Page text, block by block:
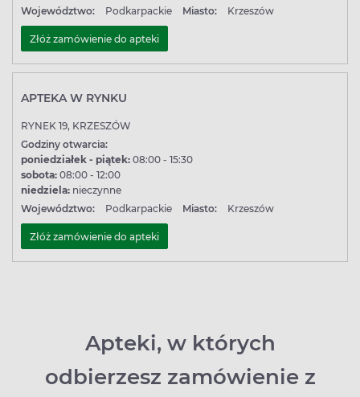
Województwo:
Podkarpackie Miasto: Krzeszów
Złóż zamówienie do apteki
APTEKA W RYNKU
RYNEK 19, KRZESZÓW
Godziny otwarcia:
poniedziałek - piątek: 08:00 - 15:30
sobota: 08:00 - 12:00
niedziela: nieczynne
Województwo:
Podkarpackie Miasto: Krzeszów
Złóż zamówienie do apteki
Apteki, w których
odbierzesz zamówienie z